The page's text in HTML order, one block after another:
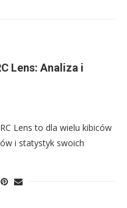
Lens: Analiza i
Lens to dla wielu kibiców
i statystyk swoich